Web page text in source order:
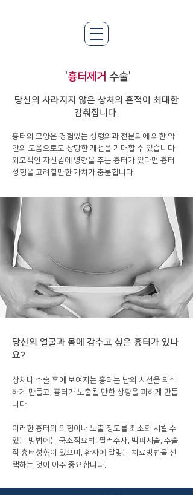
'흉터제거 수술'
당신의 사라지지 않은 상처의 흔적이 최대한
감춰집니다.
흉터의 모양은 경험있는 성형외과 전문의에 의한 약
간의 도움으로도 상당한 개선을 기대할 수 있습니다.
외모적인 자신감에 영향을 주는 흉터가 있다면 흉터
성형을 고려할만한 가치가 충분합니다.
​당신의 얼굴과 몸에 감추고 싶은 흉터가 있나
요?
상처나 수술 후에 보여지는 흉터는 남의 시선을 의식
하게 만들고, 흉터가 노출될 만한 상황을 피하게 만듭
니다.
이러한 흉터의 외형이나 노출 정도를 최소화 시킬 수
있는 방법에는 국소적요법, 필러주사, 박피시술, 수술
적 흉터성형이 있으며, 환자에 알맞는 치료방법을 선
택하는 것이 아주 중요합니다.